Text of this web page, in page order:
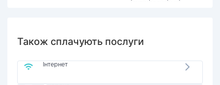
Також сплачують послуги
Інтернет